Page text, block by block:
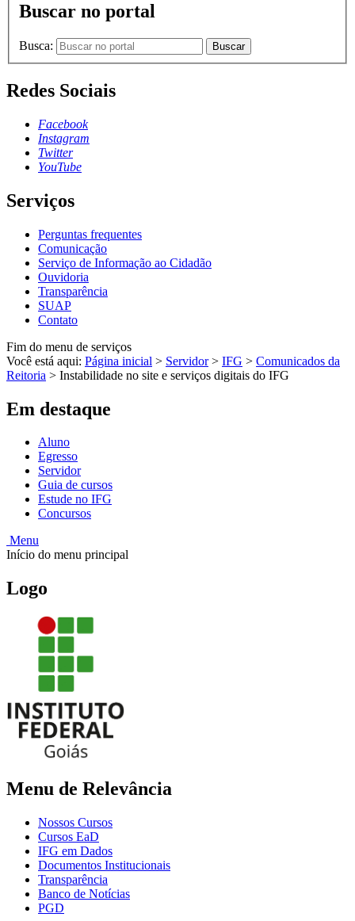
Buscar no portal
Busca: Buscar
Redes Sociais
Facebook
Instagram
Twitter
YouTube
Serviços
Perguntas frequentes
Comunicação
Serviço de Informação ao Cidadão
Ouvidoria
Transparência
SUAP
Contato
Fim do menu de serviços
Você está aqui: Página inicial > Servidor > IFG > Comunicados da
Reitoria > Instabilidade no site e serviços digitais do IFG
Em destaque
Aluno
Egresso
Servidor
Guia de cursos
Estude no IFG
Concursos
Menu
Início do menu principal
Logo
Menu de Relevância
Nossos Cursos
Cursos EaD
IFG em Dados
Documentos Institucionais
Transparência
Banco de Notícias
PGD